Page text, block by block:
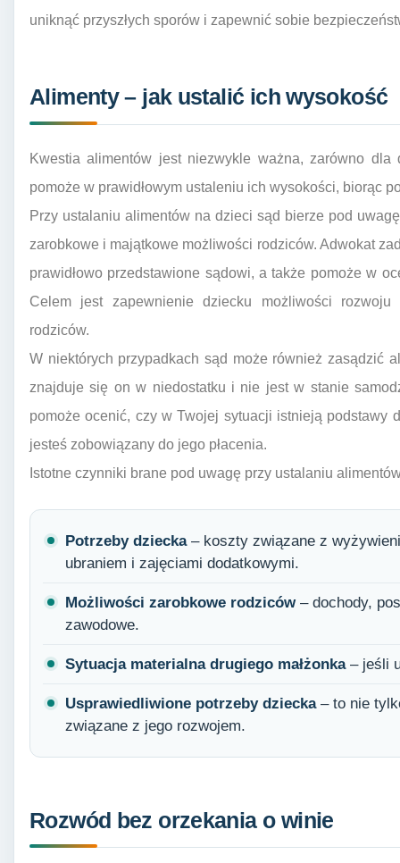
uniknąć przyszłych sporów i zapewnić sobie
Alimenty – jak ustalić ich wysokość
Kwestia alimentów jest niezwykle ważna, zarówno dla
pomoże w prawidłowym ustaleniu ich wysokości, biorąc
Przy ustalaniu alimentów na dzieci sąd bierze pod
zarobkowe i majątkowe możliwości rodziców. Adwokat
prawidłowo przedstawione sądowi, a także pomoże w
Celem jest zapewnienie dziecku możliwości
rodziców.
W niektórych przypadkach sąd może również zasądzić
znajduje się on w niedostatku i nie jest w stanie
pomoże ocenić, czy w Twojej sytuacji istnieją podstawy
jesteś zobowiązany do jego płacenia.
Istotne czynniki brane pod uwagę przy ustalaniu
Potrzeby dziecka– koszty związane z
ubraniem i zajęciami dodatkowymi.
Możliwości zarobkowe rodziców– dochody,
zawodowe.
Sytuacja materialna drugiego małżonka– jeśli
Usprawiedliwione potrzeby dziecka– to nie
związane z jego rozwojem.
Rozwód bez orzekania o winie